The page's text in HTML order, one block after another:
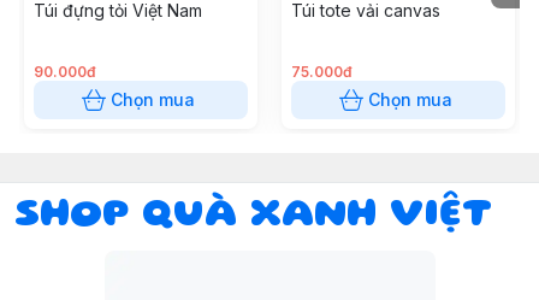
Túi đựng tỏi Việt Nam
90.000đ
Chọn mua
Túi tote vải canvas
75.000đ
Chọn mua
SHOP QUÀ XANH VIỆT